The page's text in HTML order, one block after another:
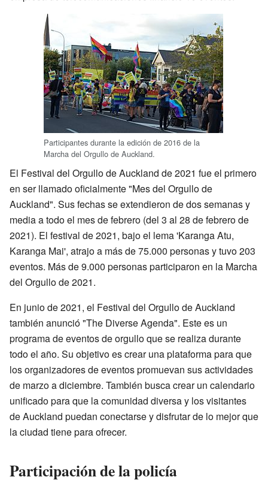
Participantes durante la edición de 2016 de la
Marcha del Orgullo de Auckland.
El Festival del Orgullo de Auckland de 2021 fue el primero
en ser llamado oficialmente "Mes del Orgullo de
Auckland". Sus fechas se extendieron de dos semanas y
media a todo el mes de febrero (del 3 al 28 de febrero de
2021). El festival de 2021, bajo el lema 'Karanga Atu,
Karanga Mai', atrajo a más de 75.000 personas y tuvo 203
eventos. Más de 9.000 personas participaron en la Marcha
del Orgullo de 2021.
En junio de 2021, el Festival del Orgullo de Auckland
también anunció "The Diverse Agenda". Este es un
programa de eventos de orgullo que se realiza durante
todo el año. Su objetivo es crear una plataforma para que
los organizadores de eventos promuevan sus actividades
de marzo a diciembre. También busca crear un calendario
unificado para que la comunidad diversa y los visitantes
de Auckland puedan conectarse y disfrutar de lo mejor que
la ciudad tiene para ofrecer.
Participación de la policía